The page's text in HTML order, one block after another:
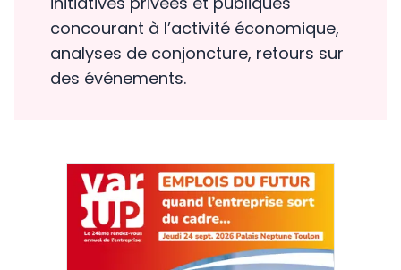
concourant à l’activité économique,
analyses de conjoncture, retours sur
des événements.